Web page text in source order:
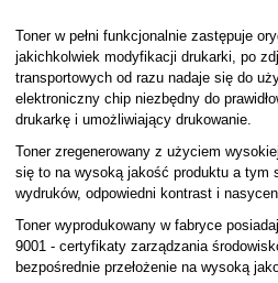
Toner w pełni funkcjonalnie zastępuje
jakichkolwiek modyfikacji drukarki, po
transportowych od razu nadaje się do
elektroniczny chip niezbędny do
drukarkę i umożliwiający drukowanie.
Toner zregenerowany z użyciem
się to na wysoką jakość produktu a tym
wydruków, odpowiedni kontrast i
Toner wyprodukowany w fabryce
9001 - certyfikaty zarządzania
bezpośrednie przełożenie na wysoką